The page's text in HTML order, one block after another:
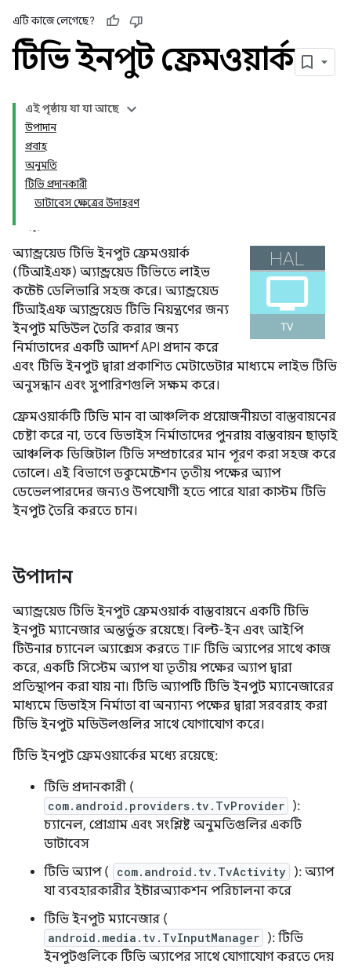
এটি কাজে লেগেছে?
টিভি ইনপুট ফ্রেমওয়ার্ক
এই পৃষ্ঠায় যা যা আছে
উপাদান
প্রবাহ
অনুমতি
টিভি প্রদানকারী
ডাটাবেস ক্ষেত্রের উদাহরণ
অ্যান্ড্রয়েড টিভি ইনপুট ফ্রেমওয়ার্ক
(টিআইএফ) অ্যান্ড্রয়েড টিভিতে লাইভ
কন্টেন্ট ডেলিভারি সহজ করে। অ্যান্ড্রয়েড
টিআইএফ অ্যান্ড্রয়েড টিভি নিয়ন্ত্রণের জন্য
ইনপুট মডিউল তৈরি করার জন্য
নির্মাতাদের একটি আদর্শ API প্রদান করে
এবং টিভি ইনপুট দ্বারা প্রকাশিত মেটাডেটার মাধ্যমে লাইভ টিভি
অনুসন্ধান এবং সুপারিশগুলি সক্ষম করে।
ফ্রেমওয়ার্কটি টিভি মান বা আঞ্চলিক প্রয়োজনীয়তা বাস্তবায়নের
চেষ্টা করে না, তবে ডিভাইস নির্মাতাদের পুনরায় বাস্তবায়ন ছাড়াই
আঞ্চলিক ডিজিটাল টিভি সম্প্রচারের মান পূরণ করা সহজ করে
তোলে। এই বিভাগে ডকুমেন্টেশন তৃতীয় পক্ষের অ্যাপ
ডেভেলপারদের জন্যও উপযোগী হতে পারে যারা কাস্টম টিভি
ইনপুট তৈরি করতে চান।
উপাদান
অ্যান্ড্রয়েড টিভি ইনপুট ফ্রেমওয়ার্ক বাস্তবায়নে একটি টিভি
ইনপুট ম্যানেজার অন্তর্ভুক্ত রয়েছে। বিল্ট-ইন এবং আইপি
টিউনার চ্যানেল অ্যাক্সেস করতে TIF টিভি অ্যাপের সাথে কাজ
করে, একটি সিস্টেম অ্যাপ যা তৃতীয় পক্ষের অ্যাপ দ্বারা
প্রতিস্থাপন করা যায় না। টিভি অ্যাপটি টিভি ইনপুট ম্যানেজারের
মাধ্যমে ডিভাইস নির্মাতা বা অন্যান্য পক্ষের দ্বারা সরবরাহ করা
টিভি ইনপুট মডিউলগুলির সাথে যোগাযোগ করে।
টিভি ইনপুট ফ্রেমওয়ার্কের মধ্যে রয়েছে:
টিভি প্রদানকারী (
com.android.providers.tv.TvProvider ):
চ্যানেল, প্রোগ্রাম এবং সংশ্লিষ্ট অনুমতিগুলির একটি
ডাটাবেস
টিভি অ্যাপ (
com.android.tv.TvActivity ): অ্যাপ
যা ব্যবহারকারীর ইন্টারঅ্যাকশন পরিচালনা করে
টিভি ইনপুট ম্যানেজার (
android.media.tv.TvInputManager ): টিভি
ইনপুটগুলিকে টিভি অ্যাপের সাথে যোগাযোগ করতে দেয়